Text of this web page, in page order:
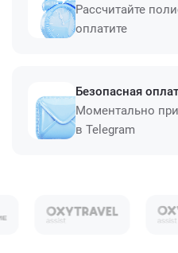
Рассчитайте
оплатите
Безопасная
Моментально
в Telegram